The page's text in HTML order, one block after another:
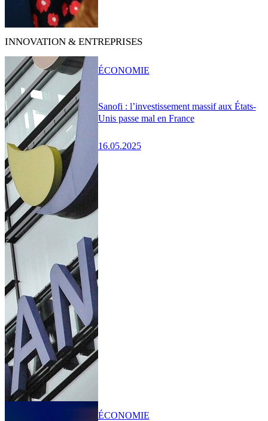
INNOVATION & ENTREPRISES
Sanofi : l’investissement massif aux États-
Unis passe mal en France
16.05.2025
ÉCONOMIE
ÉCONOMIE